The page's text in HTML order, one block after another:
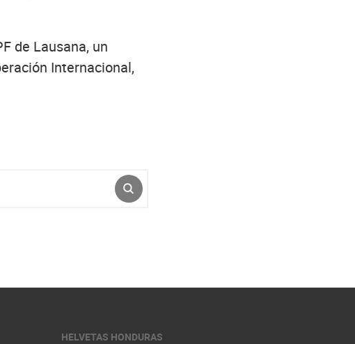
de Lausana, un
Internacional,
ENVIAR
HELVETAS HONDURAS